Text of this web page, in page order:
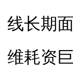
线长期
维耗资